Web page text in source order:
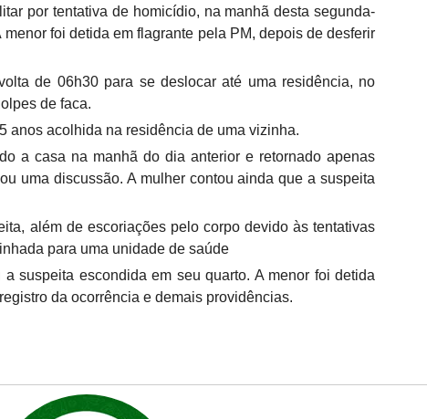
por tentativa de homicídio, na manhã desta segunda-
foi detida em flagrante pela PM, depois de desferir
de 06h30 para se deslocar até uma residência, no
de faca.
anos acolhida na residência de uma vizinha.
a casa na manhã do dia anterior e retornado apenas
uma discussão. A mulher contou ainda que a suspeita
além de escoriações pelo corpo devido às tentativas
para uma unidade de saúde
suspeita escondida em seu quarto. A menor foi detida
da ocorrência e demais providências.